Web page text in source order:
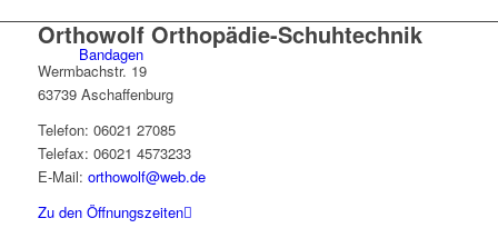
Bandagen
Orthowolf Orthopädie-Schuhtechnik
Wermbachstr. 19
63739 Aschaffenburg
Telefon: 06021 27085
Telefax: 06021 4573233
E-Mail: orthowolf@web.de
Zu den Öffnungszeiten